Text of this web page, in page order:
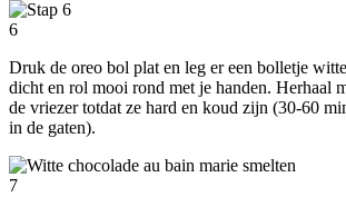
6
Druk de oreo bol plat en leg er een bolletje
dicht en rol mooi rond met je handen. Herhaal
de vriezer totdat ze hard en koud zijn (30-60
in de gaten).
7